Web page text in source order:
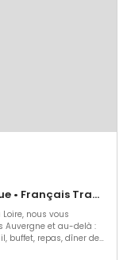
Barbecue et grillades • Gastronomique • Français Traditionnel
nous vous
Auvergne et au-delà :
buffet, repas, dîner de
pour toutes